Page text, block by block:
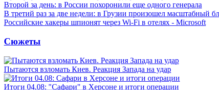
Второй за день: в России похоронили еще одного генерала
В третий раз за две недели: в Грузии произошел масштабный
Российские хакеры шпионят через Wi-Fi в отелях - Microsoft
Сюжеты
Пытаются взломать Киев. Реакция Запада на удар
Итоги 04.08: "Сафари" в Херсоне и итоги операции